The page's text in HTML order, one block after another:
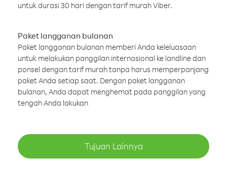
untuk durasi 30 hari dengan tarif murah Viber.
Paket langganan bulanan
Paket langganan bulanan memberi Anda keleluasaan
untuk melakukan panggilan internasional ke landline dan
ponsel dengan tarif murah tanpa harus memperpanjang
paket Anda setiap saat. Dengan paket langganan
bulanan, Anda dapat menghemat pada panggilan yang
tengah Anda lakukan
Tujuan Lainnya